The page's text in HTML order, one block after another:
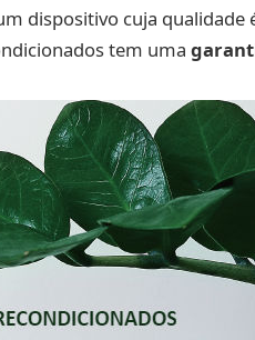
dispositivo cuja qualidade
tem uma